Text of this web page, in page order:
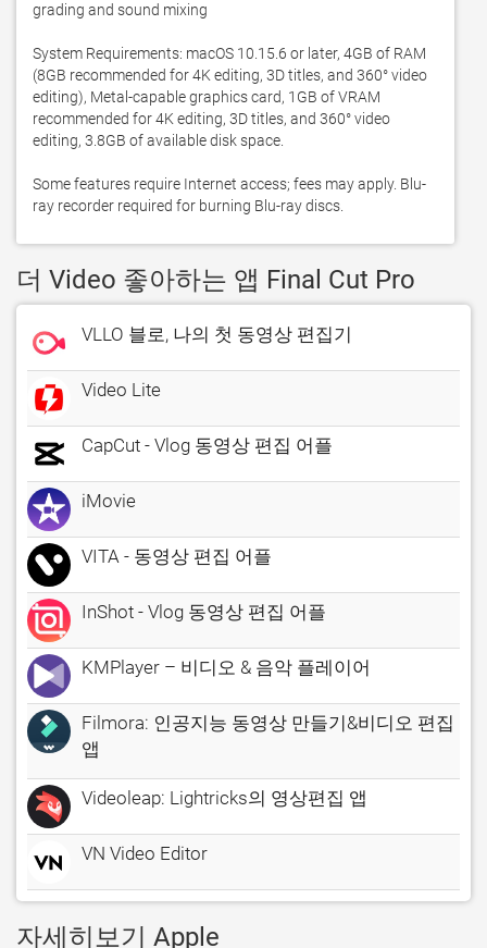
grading and sound mixing
System Requirements: macOS 10.15.6 or later, 4GB of RAM
(8GB recommended for 4K editing, 3D titles, and 360° video
editing), Metal-capable graphics card, 1GB of VRAM
recommended for 4K editing, 3D titles, and 360° video
editing, 3.8GB of available disk space.
Some features require Internet access; fees may apply. Blu-
ray recorder required for burning Blu-ray discs.
더 Video 좋아하는 앱 Final Cut Pro
VLLO 블로, 나의 첫 동영상 편집기
Video Lite
CapCut - Vlog 동영상 편집 어플
iMovie
VITA - 동영상 편집 어플
InShot - Vlog 동영상 편집 어플
KMPlayer – 비디오 & 음악 플레이어
Filmora: 인공지능 동영상 만들기&비디오 편집
앱
Videoleap: Lightricks의 영상편집 앱
VN Video Editor
자세히보기 Apple